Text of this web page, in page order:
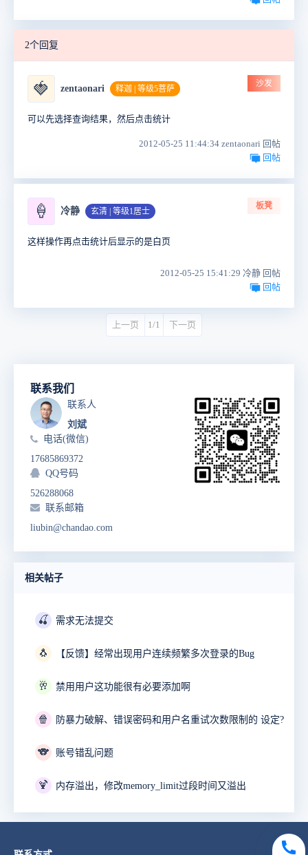
2个回复
🍓 zentaonari 释迦 | 等级5菩萨
沙发
可以先选择查询结果，然后点击统计
2012-05-25 11:44:34 zentaonari 回帖
回帖
🍦 冷静 玄清 | 等级1居士
板凳
这样操作再点击统计后显示的是白页
2012-05-25 15:41:29 冷静 回帖
回帖
上一页 1/1 下一页
联系我们
联系人
刘斌
电话(微信)
17685869372
QQ号码
526288068
联系邮箱
liubin@chandao.com
相关帖子
🍒 需求无法提交
🐧 【反馈】经常出现用户连续频繁多次登录的Bug
🥂 禁用用户这功能很有必要添加啊
🍿 防暴力破解、错误密码和用户名重试次数限制的 设定?
🐨 账号错乱问题
🍹 内存溢出，修改memory_limit过段时间又溢出